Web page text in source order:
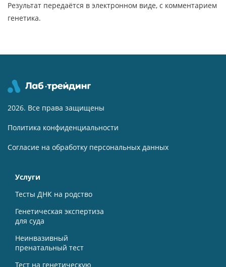
Результат передаётся в электронном виде, с комментарием
генетика.
2026. Все права защищены
Политика конфиденциальности
Согласие на обработку персональных данных
Услуги
Тесты ДНК на родство
Генетическая экспертиза
для суда
Неинвазивный
пренатальный тест
Тест на генетическую